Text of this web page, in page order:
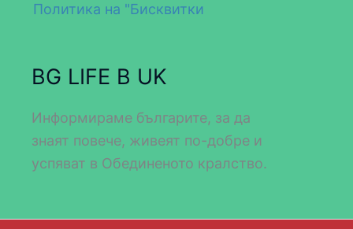
Политика на "Бисквитки
BG LIFE В UK
Информираме българите, за да
знаят повече, живеят по-добре и
успяват в Обединеното кралство.